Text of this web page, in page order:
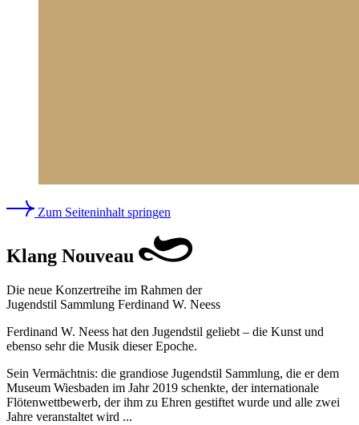
Zum Seiteninhalt springen
Klang Nouveau
Die neue Konzertreihe im Rahmen der
Jugendstil Sammlung Ferdinand W. Neess
Ferdinand W. Neess hat den Jugendstil geliebt – die Kunst und
ebenso sehr die Musik dieser Epoche.
Sein Vermächtnis: die grandiose Jugendstil Sammlung, die er dem
Museum Wiesbaden im Jahr 2019 schenkte, der internationale
Flötenwettbewerb, der ihm zu Ehren gestiftet wurde und alle zwei
Jahre veranstaltet wird ...